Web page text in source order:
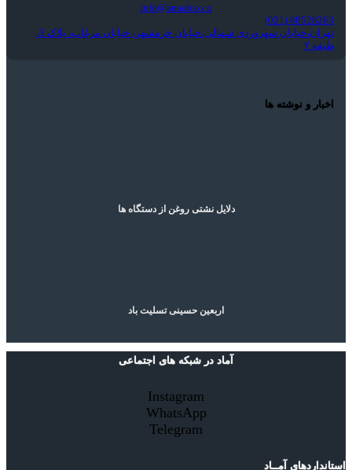
info@amadco.co
88528263 (021)
تهران،خیابان سهروردی شمالی،خیابان خرمشهر، خیابان مرغاب، پلاک 3،
طبقه ۲
اخبار و نوشته ها
دلایل نشتی روغن از دستگاه ها
اربعین حسینی تسلیت باد
آماد در شبکه های اجتماعی
Instagram
WhatsApp
Telegram
استانداردهای آمــاد